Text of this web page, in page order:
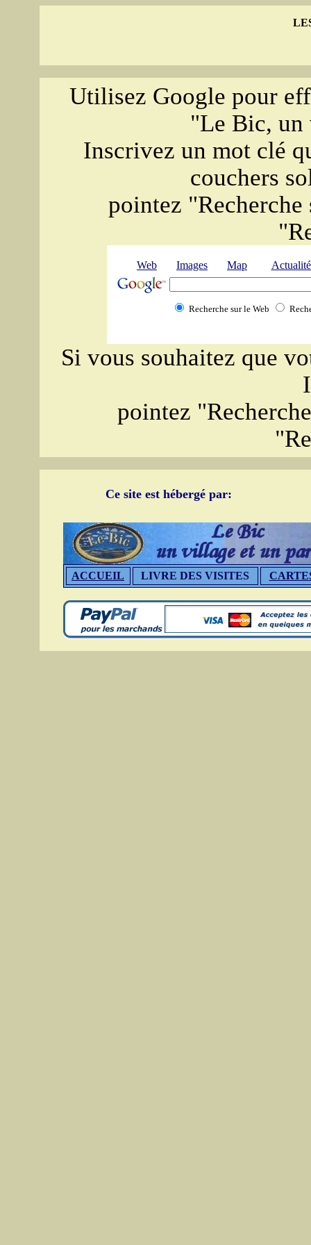
Utilisez Google pour
"Le Bic, un
Inscrivez un mot clé
couchers
pointez
Web Images Map
Recherche sur le Web
Si vous souhaitez que
pointez
Ce site est hébergé par:
ACCUEIL LIVRE DES VISITES